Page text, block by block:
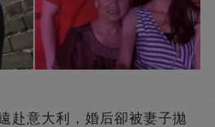
赴意大利，婚后卻被妻子拋